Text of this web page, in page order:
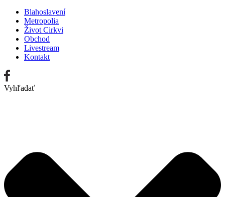
Blahoslavení
Metropolia
Život Cirkvi
Obchod
Livestream
Kontakt
Vyhľadať